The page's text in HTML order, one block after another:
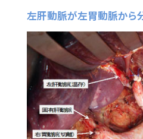
左肝動脈が左胃動脈から